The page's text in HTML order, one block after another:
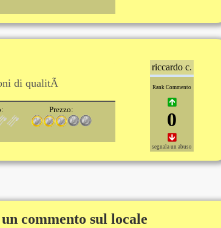
di qualitÃ
Prezzo:
riccardo c.
Rank Commento
0
segnala un abuso
commento sul locale